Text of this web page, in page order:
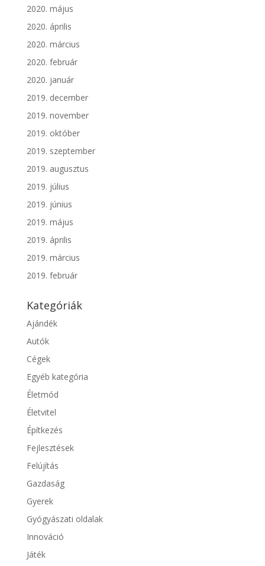
2020. május
2020. április
2020. március
2020. február
2020. január
2019. december
2019. november
2019. október
2019. szeptember
2019. augusztus
2019. július
2019. június
2019. május
2019. április
2019. március
2019. február
Kategóriák
Ajándék
Autók
Cégek
Egyéb kategória
Életmód
Életvitel
Építkezés
Fejlesztések
Felújítás
Gazdaság
Gyerek
Gyógyászati oldalak
Innováció
Játék